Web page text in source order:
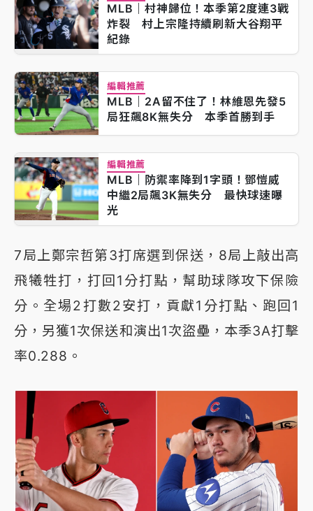
MLB｜村神歸位！本季第2度連3戰
炸裂 村上宗隆持續刷新大谷翔平
紀錄
編輯推薦
MLB｜2A留不住了！林維恩先發5
局狂飆8K無失分 本季首勝到手
編輯推薦
MLB｜防禦率降到1字頭！鄧愷威
中繼2局飆3K無失分 最快球速曝
光
7局上鄭宗哲第3打席選到保送，8局上敲出高
飛犧牲打，打回1分打點，幫助球隊攻下保險
分。全場2打數2安打，貢獻1分打點、跑回1
分，另獲1次保送和演出1次盜壘，本季3A打擊
率0.288。